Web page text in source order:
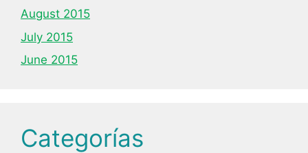
August 2015
July 2015
June 2015
Categorías